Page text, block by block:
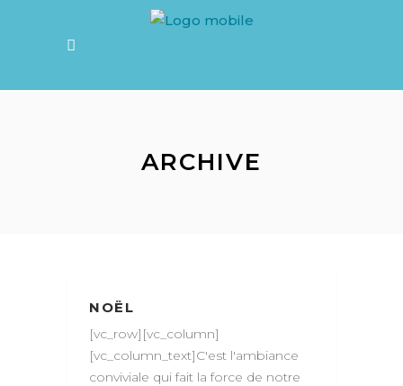
ARCHIVE
NOËL
[vc_row][vc_column]
[vc_column_text]C'est l'ambiance
conviviale qui fait la force de notre